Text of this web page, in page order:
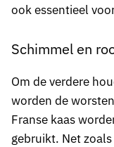
ook essentieel
Schimmel en
Om de verdere
worden de
Franse kaas
gebruikt. Net